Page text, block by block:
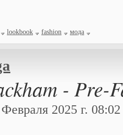
lookbook fashion мода
- Pre-
2025 г.